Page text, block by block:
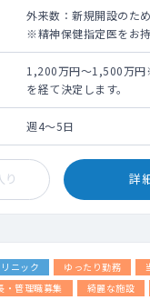
外来数：新規開設のた
※精神保健指定医をお
書類を作成いただきた
【勤務内容】
外来と訪問診療をお願
外来はかかりつけ患者
訪問診療は施設中心で
の2名体制になります。
1,200万円～1,500万
を経て決定します。
週4～5日
り 詳
ニック ゆったり勤務
・管理職募集 綺麗な施設